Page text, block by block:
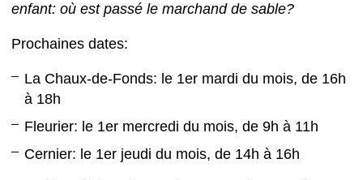
enfant: où est passé le marchand de sable?
Prochaines dates:
La Chaux-de-Fonds: le 1er mardi du mois, de 16h
à 18h
Fleurier: le 1er mercredi du mois, de 9h à 11h
Cernier: le 1er jeudi du mois, de 14h à 16h